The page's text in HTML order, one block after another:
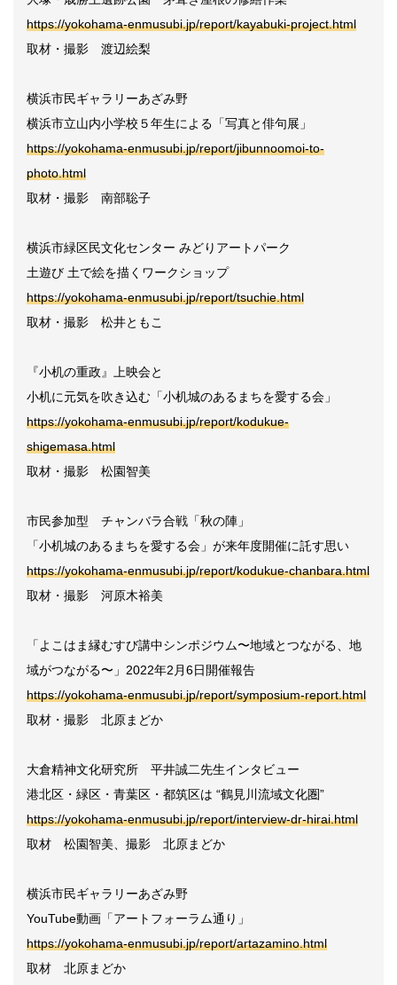
https://yokohama-enmusubi.jp/report/kayabuki-project.html
取材・撮影 渡辺絵梨
横浜市民ギャラリーあざみ野
横浜市立山内小学校５年生による「写真と俳句展」
https://yokohama-enmusubi.jp/report/jibunnoomoi-to-
photo.html
取材・撮影 南部聡子
横浜市緑区民文化センター みどりアートパーク
土遊び 土で絵を描くワークショップ
https://yokohama-enmusubi.jp/report/tsuchie.html
取材・撮影 松井ともこ
『小机の重政』上映会と
小机に元気を吹き込む「小机城のあるまちを愛する会」
https://yokohama-enmusubi.jp/report/kodukue-
shigemasa.html
取材・撮影 松園智美
市民参加型 チャンバラ合戦「秋の陣」
「小机城のあるまちを愛する会」が来年度開催に託す思い
https://yokohama-enmusubi.jp/report/kodukue-chanbara.html
取材・撮影 河原木裕美
「よこはま縁むすび講中シンポジウム〜地域とつながる、地
域がつながる〜」2022年2月6日開催報告
https://yokohama-enmusubi.jp/report/symposium-report.html
取材・撮影 北原まどか
大倉精神文化研究所 平井誠二先生インタビュー
港北区・緑区・青葉区・都筑区は “鶴見川流域文化圏”
https://yokohama-enmusubi.jp/report/interview-dr-hirai.html
取材 松園智美、撮影 北原まどか
横浜市民ギャラリーあざみ野
YouTube動画「アートフォーラム通り」
https://yokohama-enmusubi.jp/report/artazamino.html
取材 北原まどか